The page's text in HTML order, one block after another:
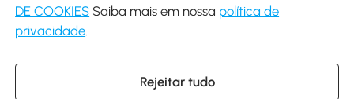
Google Play
+34 931 294 512 (Seg-Sex das 7:30 às 16:30h)
DE COOKIES Saiba mais em nossa política de
privacidade
Rejeitar tudo